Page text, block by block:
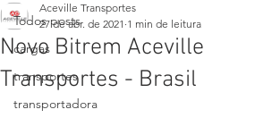
Todos posts
cargas
transportes
transportadora
Novo Bitrem Aceville
Transportes - Brasil
Aceville Transportes
27 de abr. de 2021 1 min de leitura